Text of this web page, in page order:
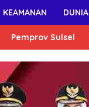
KEAMANAN DUNIA
Pemprov Sulsel